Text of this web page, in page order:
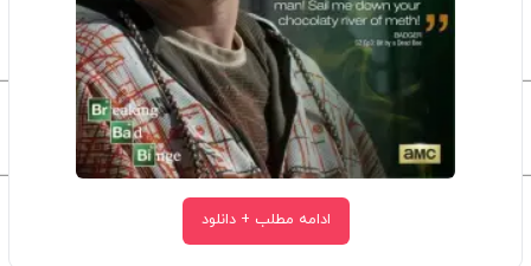
ادامه مطلب + دانلود